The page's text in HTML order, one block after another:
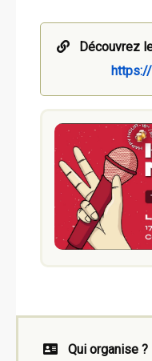
Découvrez
Qui organise ?